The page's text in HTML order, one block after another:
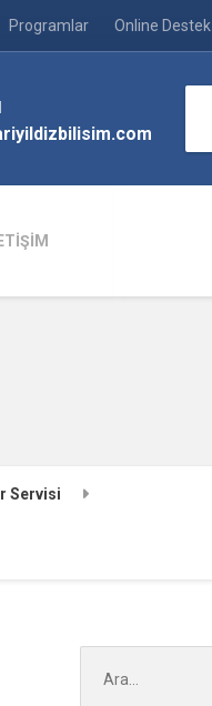
Programlar Online Destek
Servisi
ara: